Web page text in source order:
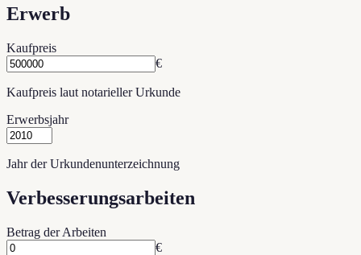
Erwerb
Kaufpreis
€
Kaufpreis laut notarieller Urkunde
Erwerbsjahr
Jahr der Urkundenunterzeichnung
Verbesserungsarbeiten
Betrag der Arbeiten
€